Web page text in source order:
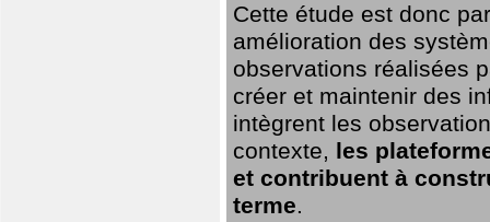
Cette étude est donc
amélioration des
observations réalisées
créer et maintenir des
intègrent les
contexte, les
et contribuent à
terme.